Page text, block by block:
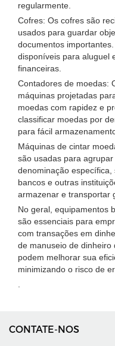
regularmente.
Cofres: Os cofres são
usados ​​para guardar
documentos
disponíveis para aluguel
financeiras.
Contadores de moedas:
máquinas projetadas
moedas com rapidez e
classificar moedas por
para fácil
Máquinas de cintar
são usadas para
denominação
bancos e outras
armazenar e transportar
No geral, equipamentos
são essenciais para
com transações em
de manuseio de
podem melhorar sua
minimizando o risco de
CONTATE-NOS